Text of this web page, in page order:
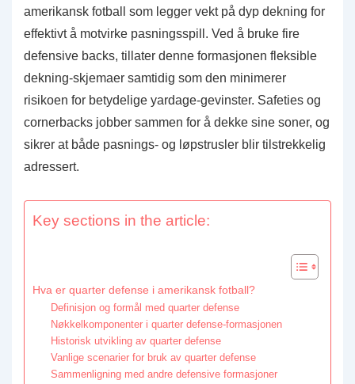
amerikansk fotball som legger vekt på dyp dekning for
effektivt å motvirke pasningsspill. Ved å bruke fire
defensive backs, tillater denne formasjonen fleksible
dekning-skjemaer samtidig som den minimerer
risikoen for betydelige yardage-gevinster. Safeties og
cornerbacks jobber sammen for å dekke sine soner, og
sikrer at både pasnings- og løpstrusler blir tilstrekkelig
adressert.
Key sections in the article:
Hva er quarter defense i amerikansk fotball?
Definisjon og formål med quarter defense
Nøkkelkomponenter i quarter defense-formasjonen
Historisk utvikling av quarter defense
Vanlige scenarier for bruk av quarter defense
Sammenligning med andre defensive formasjoner